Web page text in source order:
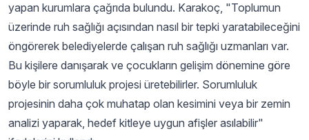
yapan kurumlara çağrıda bulundu. Karakoç, "Toplumun
üzerinde ruh sağlığı açısından nasıl bir tepki yaratabileceğini
öngörerek belediyelerde çalışan ruh sağlığı uzmanları var.
Bu kişilere danışarak ve çocukların gelişim dönemine göre
böyle bir sorumluluk projesi üretebilirler. Sorumluluk
projesinin daha çok muhatap olan kesimini veya bir zemin
analizi yaparak, hedef kitleye uygun afişler asılabilir"